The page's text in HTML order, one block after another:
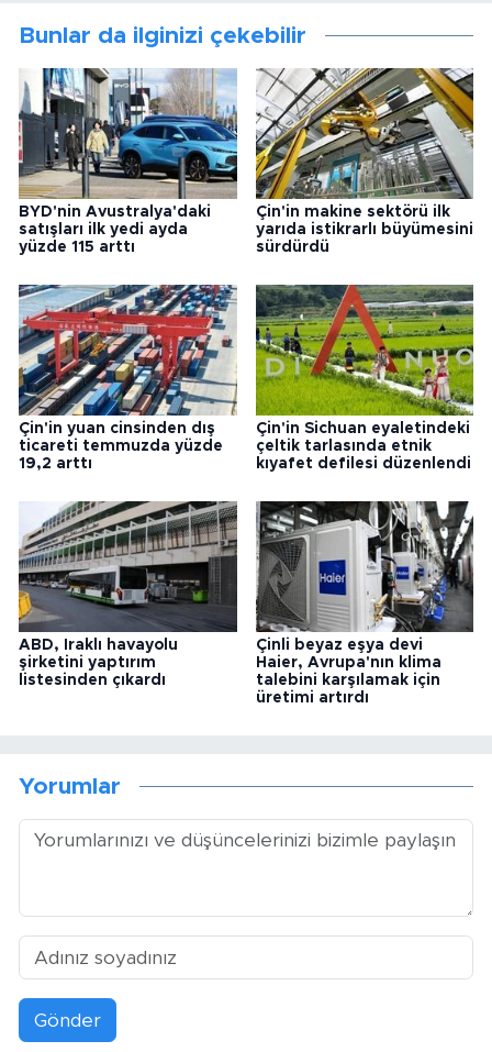
Bunlar da ilginizi çekebilir
BYD'nin Avustralya'daki
satışları ilk yedi ayda
yüzde 115 arttı
Çin'in makine sektörü ilk
yarıda istikrarlı büyümesini
sürdürdü
Çin'in yuan cinsinden dış
ticareti temmuzda yüzde
19,2 arttı
Çin'in Sichuan eyaletindeki
çeltik tarlasında etnik
kıyafet defilesi düzenlendi
ABD, Iraklı havayolu
şirketini yaptırım
listesinden çıkardı
Çinli beyaz eşya devi
Haier, Avrupa'nın klima
talebini karşılamak için
üretimi artırdı
Yorumlar
Gönder